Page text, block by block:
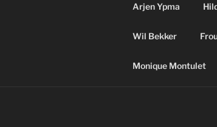
Arjen Ypma
Wil Bekker
Monique Montulet